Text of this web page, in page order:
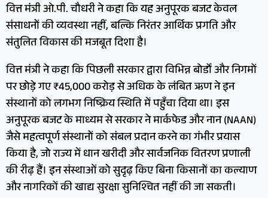
वित्त मंत्री ओ.पी. चौधरी ने कहा कि यह अनुपूरक बजट केवल
संसाधनों की व्यवस्था नहीं, बल्कि निरंतर आर्थिक प्रगति और
संतुलित विकास की मजबूत दिशा है।
वित्त मंत्री ने कहा कि पिछली सरकार द्वारा विभिन्न बोर्डों और निगमों
पर छोड़े गए ₹45,000 करोड़ से अधिक के लंबित ऋण ने इन
संस्थानों को लगभग निष्क्रिय स्थिति में पहुँचा दिया था। इस
अनुपूरक बजट के माध्यम से सरकार ने मार्कफेड और नान (NAAN)
जैसे महत्वपूर्ण संस्थानों को संबल प्रदान करने का गंभीर प्रयास
किया है, जो राज्य में धान खरीदी और सार्वजनिक वितरण प्रणाली
की रीढ़ हैं। इन संस्थाओं को सुदृढ़ किए बिना किसानों का कल्याण
और नागरिकों की खाद्य सुरक्षा सुनिश्चित नहीं की जा सकती।